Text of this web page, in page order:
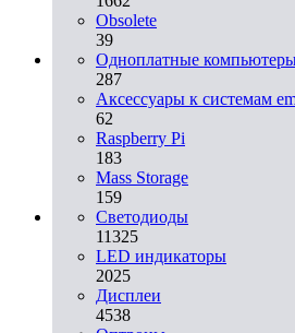
Obsolete
39
Одноплатные
287
Аксессуары к системам
62
Raspberry Pi
183
Mass Storage
159
Светодиоды
11325
LED индикаторы
2025
Дисплеи
4538